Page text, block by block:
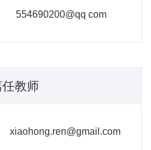
554690200@qq com
任教师
xiaohong.ren@gmail.com